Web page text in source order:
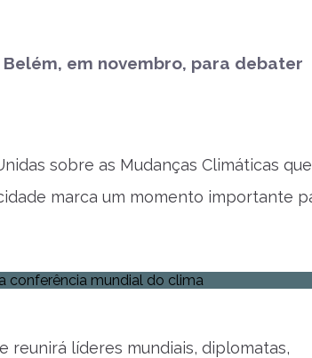
em novembro, para debater
sobre as Mudanças Climáticas que
marca um momento importante
reunirá líderes mundiais, diplomatas,